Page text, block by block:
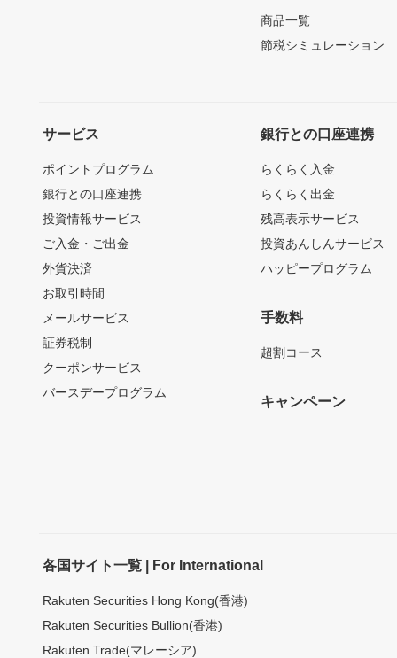
商品一覧
節税シミュレーション
サービス
ポイントプログラム
銀行との口座連携
投資情報サービス
ご入金・ご出金
外貨決済
お取引時間
メールサービス
証券税制
クーポンサービス
バースデープログラム
銀行との口座連携
らくらく入金
らくらく出金
残高表示サービス
投資あんしんサービス
ハッピープログラム
手数料
超割コース
キャンペーン
各国サイト一覧 | For International
Rakuten Securities Hong Kong(香港)
Rakuten Securities Bullion(香港)
Rakuten Trade(マレーシア)